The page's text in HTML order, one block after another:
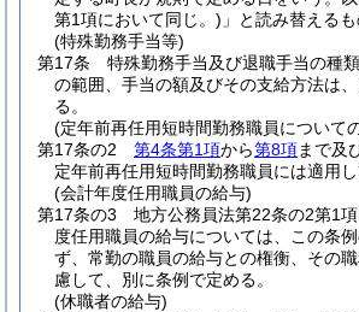
第1項において同じ。) 」と読み替えるも
(特殊勤務手当等)
第17条
特殊勤務手当及び退職手当の種
の範囲、手当の額及びその支給方法は
る。
(定年前再任用短時間勤務職員について
第17条の2
第4条第1項から第8項まで及
定年前再任用短時間勤務職員には適用し
(会計年度任用職員の給与)
第17条の3
地方公務員法第22条の2第1
度任用職員の給与については、この条
ず、常勤の職員の給与との権衡、その
慮して、別に条例で定める。
(休職者の給与)